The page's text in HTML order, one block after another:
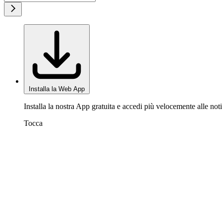
Installa la Web App
Installa la nostra App gratuita e accedi più velocemente alle
Tocca